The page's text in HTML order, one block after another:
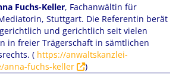
Fuchs-Keller, Fachanwältin für
Stuttgart. Die Referentin berät
und gerichtlich seit vielen
in freier Trägerschaft in sämtlichen
( https://anwaltskanzlei-
anna-fuchs-keller
)